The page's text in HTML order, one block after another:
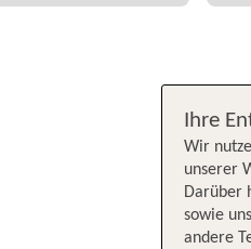
Ihre
Wir
unserer
Darüber
sowie
andere